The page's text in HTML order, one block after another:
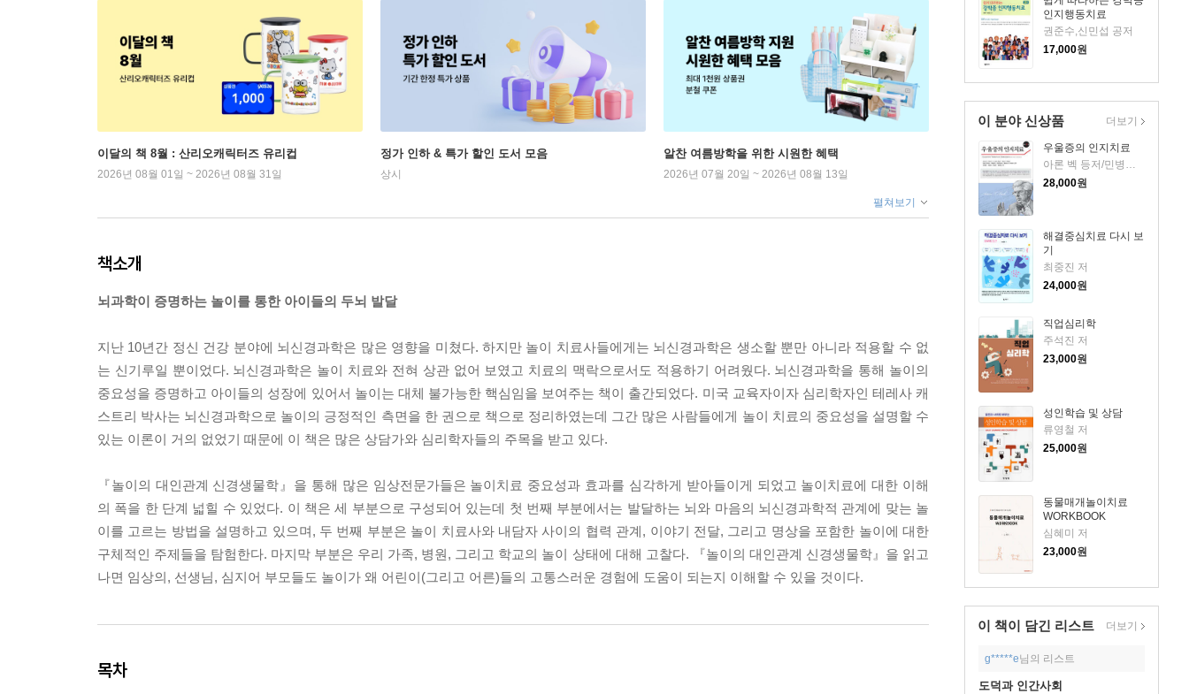
인지행동치료
권준수,신민섭 공저
17,000원
이 분야 신상품
우울증의 인지치료
아론 벡 등저/민병배 등역
28,000원
해결중심치료 다시 보
기
최중진 저
24,000원
직업심리학
주석진 저
23,000원
성인학습 및 상담
류영철 저
25,000원
동물매개놀이치료
WORKBOOK
심혜미 저
23,000원
더보기
이 책이 담긴 리스트 더보기
g*****e님의 리스트
도덕과 인간사회
이달의 책 8월 : 산리오캐릭터즈 유리컵
2026년 08월 01일 ~ 2026년 08월 31일
정가 인하 & 특가 할인 도서 모음
상시
알찬 여름방학을 위한 시원한 혜택
2026년 07월 20일 ~ 2026년 08월 13일
펼쳐보기
책소개
뇌과학이 증명하는 놀이를 통한 아이들의 두뇌 발달
지난 10년간 정신 건강 분야에 뇌신경과학은 많은 영향을 미쳤다. 하지만 놀이 치료사들에게는 뇌신경과학은 생소할 뿐만 아니라 적용할 수 없
는 신기루일 뿐이었다. 뇌신경과학은 놀이 치료와 전혀 상관 없어 보였고 치료의 맥락으로서도 적용하기 어려웠다. 뇌신경과학을 통해 놀이의
중요성을 증명하고 아이들의 성장에 있어서 놀이는 대체 불가능한 핵심임을 보여주는 책이 출간되었다. 미국 교육자이자 심리학자인 테레사 캐
스트리 박사는 뇌신경과학으로 놀이의 긍정적인 측면을 한 권으로 책으로 정리하였는데 그간 많은 사람들에게 놀이 치료의 중요성을 설명할 수
있는 이론이 거의 없었기 때문에 이 책은 많은 상담가와 심리학자들의 주목을 받고 있다.
『놀이의 대인관계 신경생물학』을 통해 많은 임상전문가들은 놀이치료 중요성과 효과를 심각하게 받아들이게 되었고 놀이치료에 대한 이해
의 폭을 한 단계 넓힐 수 있었다. 이 책은 세 부분으로 구성되어 있는데 첫 번째 부분에서는 발달하는 뇌와 마음의 뇌신경과학적 관계에 맞는 놀
이를 고르는 방법을 설명하고 있으며, 두 번째 부분은 놀이 치료사와 내담자 사이의 협력 관계, 이야기 전달, 그리고 명상을 포함한 놀이에 대한
구체적인 주제들을 탐험한다. 마지막 부분은 우리 가족, 병원, 그리고 학교의 놀이 상태에 대해 고찰다. 『놀이의 대인관계 신경생물학』을 읽고
나면 임상의, 선생님, 심지어 부모들도 놀이가 왜 어린이(그리고 어른)들의 고통스러운 경험에 도움이 되는지 이해할 수 있을 것이다.
목차